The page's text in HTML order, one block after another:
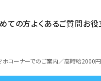
ての方よくあるご質問お
コーナーでのご案内／高時給2000